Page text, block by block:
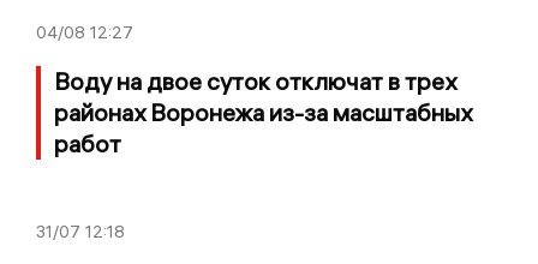
04/08 12:27
Воду на двое суток отключат в трех
районах Воронежа из-за масштабных
работ
31/07 12:18